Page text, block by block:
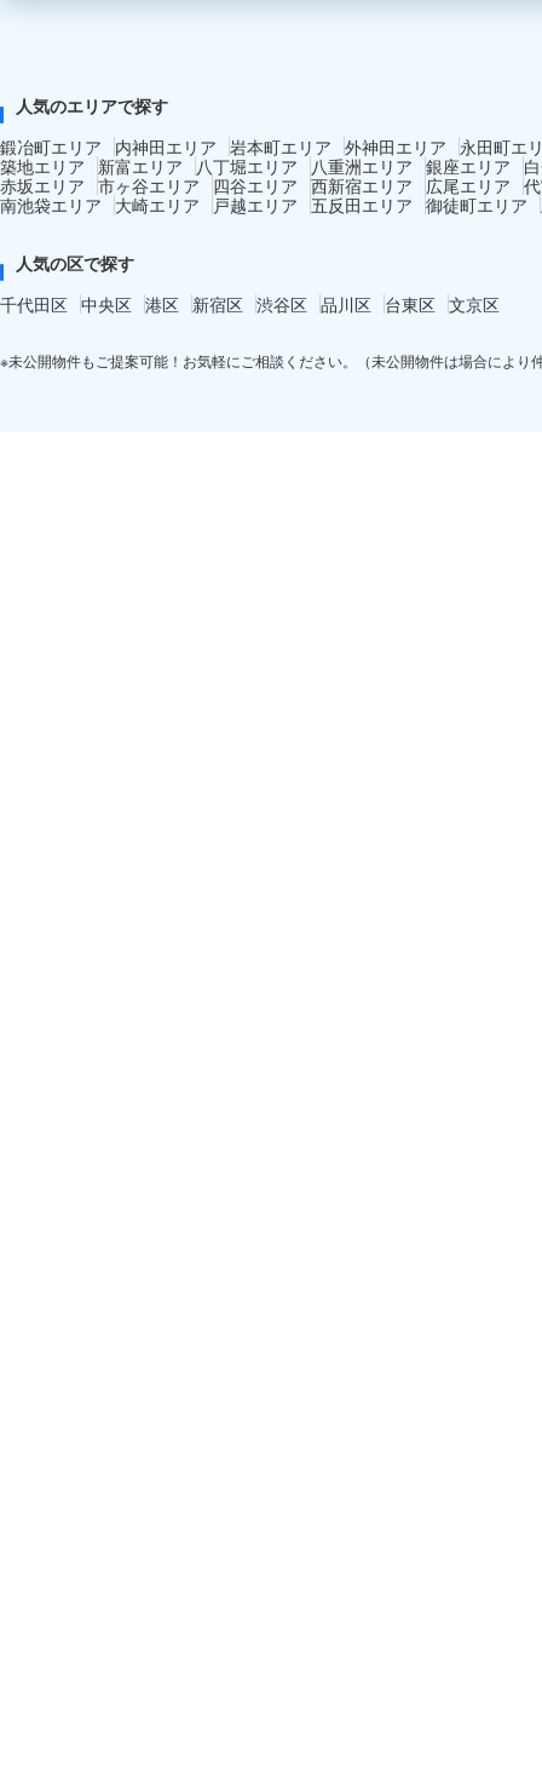
人気のエリアで探す
鍛冶町エリア
内神田エリア 岩本町エリア 外神田エリア
永田町エ
築地エリア
新富エリア 八丁堀エリア 八重洲エリア 銀座エリア
赤坂エリア 市ヶ谷エリア 四谷エリア 西新宿エリア 広尾エリア
南池袋エリア
大崎エリア 戸越エリア 五反田エリア 御徒町エリア
人気の区で探す
千代田区 中央区 港区 新宿区 渋谷区 品川区 台東区 文京区
※未公開物件もご提案可能！お気軽にご相談ください。（未公開物件は場合により